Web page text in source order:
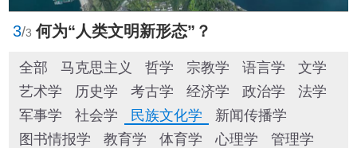
3/3 何为“人类文明新形态”？
全部 马克思主义 哲学 宗教学 语言学
文学
艺术学
历史学 考古学 经济学 政治学
法学
军事学
社会学 民族文化学
新闻传播学
图书情报学
教育学 体育学 心理学
管理学